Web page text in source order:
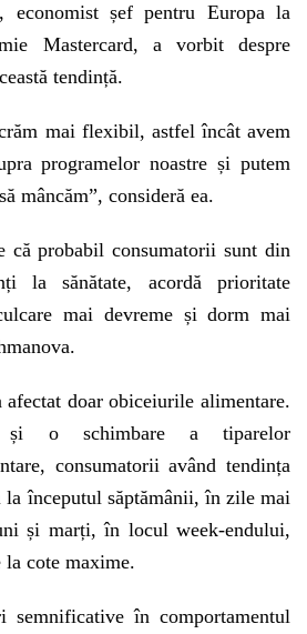
economist șef pentru Europa la
Mastercard, a vorbit despre
tendință.
mai flexibil, astfel încât avem
programelor noastre și putem
mâncăm”, consideră ea.
că probabil consumatorii sunt din
la sănătate, acordă prioritate
mai devreme și dorm mai
afectat doar obiceiurile alimentare.
și o schimbare a tiparelor
consumatorii având tendința
la începutul săptămânii, în zile mai
și marți, în locul week-endului,
la cote maxime.
semnificative în comportamentul